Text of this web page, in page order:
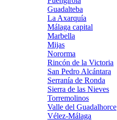
Guadalteba
La Axarquía
Málaga capital
Marbella
Mijas
Nororma
Rincón de la Victoria
San Pedro Alcántara
Serranía de Ronda
Sierra de las Nieves
Torremolinos
Valle del Guadalhorce
Vélez-Málaga